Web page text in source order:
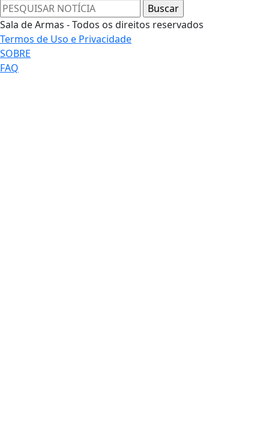
Sala de Armas - Todos os direitos reservados
Termos de Uso e Privacidade
SOBRE
FAQ